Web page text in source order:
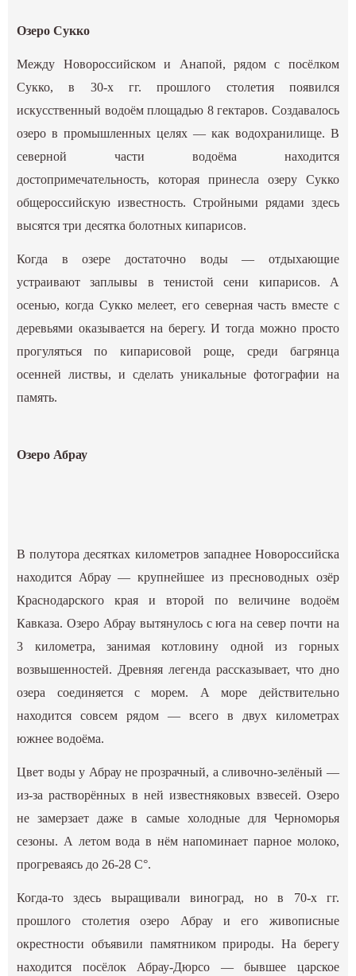
Озеро Сукко
Между Новороссийском и Анапой, рядом с посёлком
Сукко, в 30-х гг. прошлого столетия появился
искусственный водоём площадью 8 гектаров. Создавалось
озеро в промышленных целях — как водохранилище. В
северной части водоёма находится
достопримечательность, которая принесла озеру Сукко
общероссийскую известность. Стройными рядами здесь
высятся три десятка болотных кипарисов.
Когда в озере достаточно воды — отдыхающие
устраивают заплывы в тенистой сени кипарисов. А
осенью, когда Сукко мелеет, его северная часть вместе с
деревьями оказывается на берегу. И тогда можно просто
прогуляться по кипарисовой роще, среди багрянца
осенней листвы, и сделать уникальные фотографии на
память.
Озеро Абрау
В полутора десятках километров западнее Новороссийска
находится Абрау — крупнейшее из пресноводных озёр
Краснодарского края и второй по величине водоём
Кавказа. Озеро Абрау вытянулось с юга на север почти на
3 километра, занимая котловину одной из горных
возвышенностей. Древняя легенда рассказывает, что дно
озера соединяется с морем. А море действительно
находится совсем рядом — всего в двух километрах
южнее водоёма.
Цвет воды у Абрау не прозрачный, а сливочно-зелёный —
из-за растворённых в ней известняковых взвесей. Озеро
не замерзает даже в самые холодные для Черноморья
сезоны. А летом вода в нём напоминает парное молоко,
прогреваясь до 26-28 C°.
Когда-то здесь выращивали виноград, но в 70-х гг.
прошлого столетия озеро Абрау и его живописные
окрестности объявили памятником природы. На берегу
находится посёлок Абрау-Дюрсо — бывшее царское